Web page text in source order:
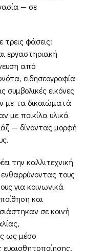
— σε
τρεις φάσεις:
εργαστηριακή
από
ειδησεογραφία
εικόνες
με τα δικαιώματά
με ποικίλα υλικά
— δίνοντας μορφή
την καλλιτεχνική
τους
για κοινωνικά
και
σε κοινή
ως μέσο
ευαισθητοποίησης.